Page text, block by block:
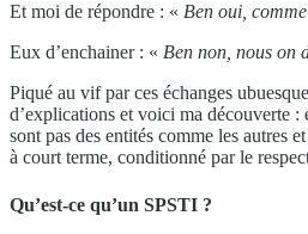
Et moi de répondre : « Ben oui,
Eux d’enchainer : « Ben non, nous on
Piqué au vif par ces échanges
d’explications et voici ma découverte
sont pas des entités comme les autres
à court terme, conditionné par le
Qu’est-ce qu’un SPSTI ?